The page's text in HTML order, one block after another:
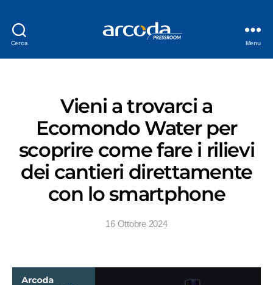
Cerca Menu
Vieni a trovarci a
Ecomondo Water per
scoprire come fare i rilievi
dei cantieri direttamente
con lo smartphone
16 Ottobre 2024